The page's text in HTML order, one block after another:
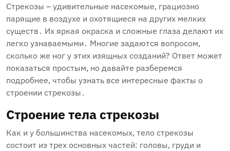
2025
Стрекозы – удивительные насекомые‚ грациозно
парящие в воздухе и охотящиеся на других мелких
существ․ Их яркая окраска и сложные глаза делают их
легко узнаваемыми․ Многие задаются вопросом‚
сколько же ног у этих изящных созданий? Ответ может
показаться простым‚ но давайте разберемся
подробнее‚ чтобы узнать все интересные факты о
строении стрекозы․
Строение тела стрекозы
Как и у большинства насекомых‚ тело стрекозы
состоит из трех основных частей: головы‚ груди и